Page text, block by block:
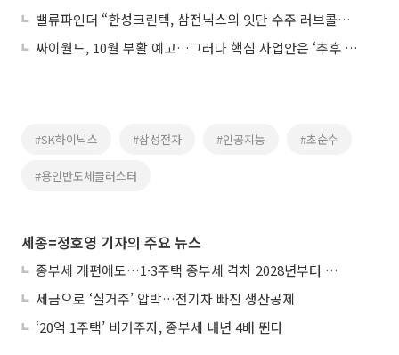
밸류파인더 “한성크린텍, 삼전닉스의 잇단 수주 러브콜…역대급 수주잔고ㆍ초순수 국산화 주목”
싸이월드, 10월 부활 예고…그러나 핵심 사업안은 ‘추후 공개’
#SK하이닉스 #삼성전자 #인공지능 #초순수
#용인반도체클러스터
세종=정호영 기자의 주요 뉴스
종부세 개편에도…1·3주택 종부세 격차 2028년부터 확대
세금으로 ‘실거주’ 압박…전기차 빠진 생산공제
‘20억 1주택’ 비거주자, 종부세 내년 4배 뛴다